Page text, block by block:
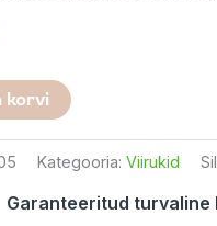
korvi
Kategooria: Viirukid
Garanteeritud turvaline